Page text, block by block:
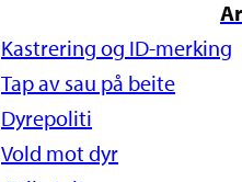
Kastrering og ID-merking
Tap av sau på beite
Dyrepoliti
Vold mot dyr